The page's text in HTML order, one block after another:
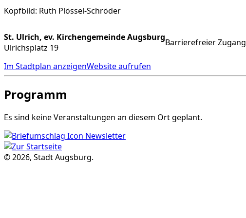
Kopfbild: Ruth Plössel-Schröder
St. Ulrich, ev. Kirchengemeinde Augsburg
Ulrichsplatz 19
Barrierefreier Zugang
Im Stadtplan anzeigenWebsite aufrufen
Programm
Es sind keine Veranstaltungen an diesem Ort geplant.
Newsletter
© 2026, Stadt Augsburg.